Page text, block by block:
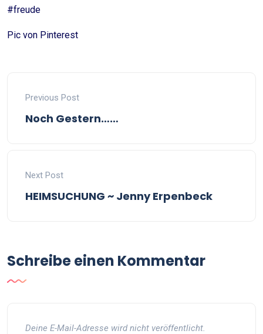
#freude
Pic von Pinterest
Previous Post
Noch Gestern……
Next Post
HEIMSUCHUNG ~ Jenny Erpenbeck
Schreibe einen Kommentar
Deine E-Mail-Adresse wird nicht veröffentlicht.